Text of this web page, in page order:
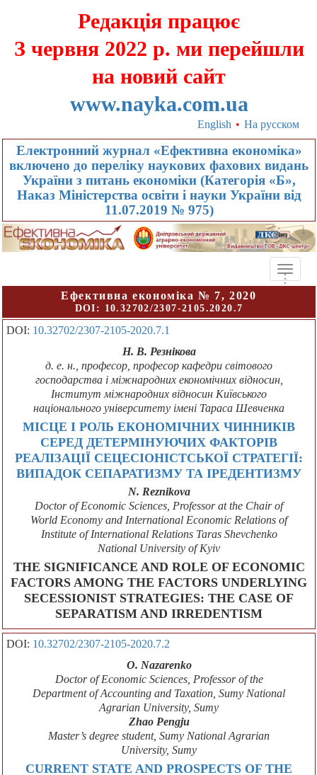
Редакція працює
З червня 2022 р. ми перейшли
на новий сайт
www.nayka.com.ua
English • На русском
Електронний журнал «Ефективна економіка»
включено до переліку наукових фахових видань
України з питань економіки (Категорія «Б»,
Наказ Міністерства освіти і науки України від
11.07.2019 № 975)
Toggle
...
Ефективна економіка № 7, 2020
DOI: 10.32702/2307-2105.2020.7
DOI: 10.32702/2307-2105-2020.7.1
Н. В. Резнікова
д. е. н., професор, професор кафедри світового
господарства і міжнародних економічних відносин,
Інститут міжнародних відносин Київського
національного університету імені Тараса Шевченка
МІСЦЕ І РОЛЬ ЕКОНОМІЧНИХ ЧИННИКІВ
СЕРЕД ДЕТЕРМІНУЮЧИХ ФАКТОРІВ
РЕАЛІЗАЦІЇ СЕЦЕСІОНІСТСЬКОЇ СТРАТЕГІЇ:
ВИПАДОК СЕПАРАТИЗМУ ТА ІРЕДЕНТИЗМУ
N. Reznikova
Doctor of Economic Sciences, Professor at the Chair of
World Economy and International Economic Relations of
Institute of International Relations Taras Shevchenko
National University of Kyiv
THE SIGNIFICANCE AND ROLE OF ECONOMIC
FACTORS AMONG THE FACTORS UNDERLYING
SECESSIONIST STRATEGIES: THE CASE OF
SEPARATISM AND IRREDENTISM
DOI: 10.32702/2307-2105-2020.7.2
O. Nazarenko
Doctor of Economic Sciences, Professor of the
Department of Accounting and Taxation, Sumy National
Agrarian University, Sumy
Zhao Pengju
Master’s degree student, Sumy National Agrarian
University, Sumy
CURRENT STATE AND PROSPECTS OF THE